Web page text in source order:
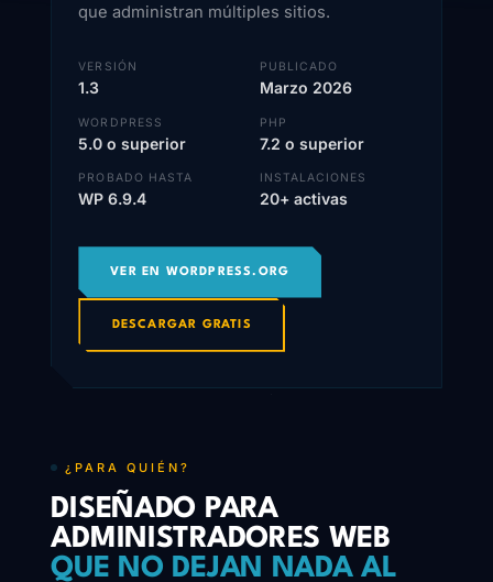
que administran múltiples sitios.
VERSIÓN
1.3
PUBLICADO
Marzo 2026
WORDPRESS
5.0 o superior
PHP
7.2 o superior
PROBADO HASTA
WP 6.9.4
INSTALACIONES
20+ activas
VER EN WORDPRESS.ORG
DESCARGAR GRATIS
¿PARA QUIÉN?
DISEÑADO PARA
ADMINISTRADORES WEB
QUE NO DEJAN NADA AL